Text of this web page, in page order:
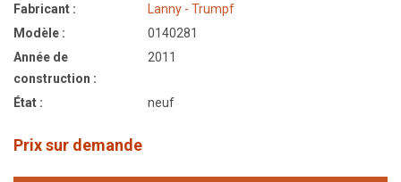
Fabricant :
Lanny - Trumpf
Modèle :
0140281
Année de
construction :
2011
État : neuf
Prix sur demande